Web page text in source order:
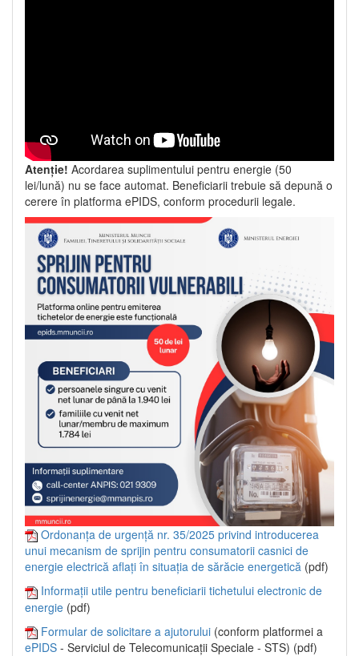
Atenție! Acordarea suplimentului pentru energie (50
lei/lună) nu se face automat. Beneficiarii trebuie să depună o
cerere în platforma ePIDS, conform procedurii legale.
Ordonanța de urgență nr. 35/2025 privind introducerea
unui mecanism de sprijin pentru consumatorii casnici de
energie electrică aflați în situația de sărăcie energetică (pdf)
Informații utile pentru beneficiarii tichetului electronic de
energie (pdf)
Formular de solicitare a ajutorului (conform platformei a
ePIDS - Serviciul de Telecomunicații Speciale - STS) (pdf)